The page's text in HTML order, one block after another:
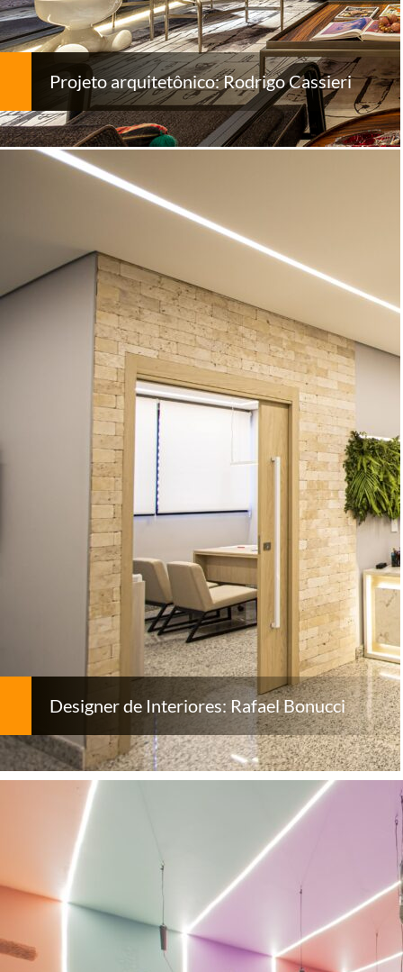
Projeto arquitetônico: Rodrigo Cassieri
Designer de Interiores: Rafael Bonucci